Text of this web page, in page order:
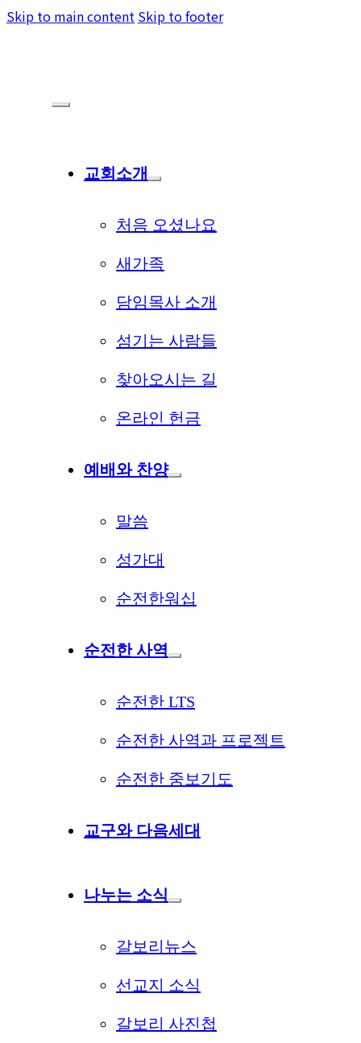
Skip to main content Skip to footer
교회소개
처음 오셨나요
새가족
담임목사 소개
섬기는 사람들
찾아오시는 길
온라인 헌금
예배와 찬양
말씀
성가대
순전한워십
순전한 사역
순전한 LTS
순전한 사역과 프로젝트
순전한 중보기도
교구와 다음세대
나누는 소식
갈보리뉴스
선교지 소식
갈보리 사진첩